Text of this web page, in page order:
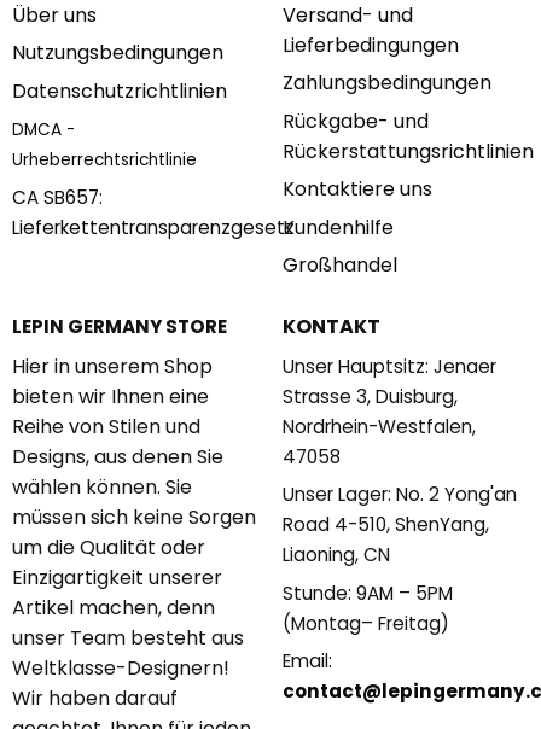
Über uns
Nutzungsbedingungen
Datenschutzrichtlinien
DMCA -
Urheberrechtsrichtlinie
CA SB657:
Lieferkettentransparenzgesetz
Versand- und
Lieferbedingungen
Zahlungsbedingungen
Rückgabe- und
Rückerstattungsrichtlinien
Kontaktiere uns
Kundenhilfe
Großhandel
LEPIN GERMANY STORE
Hier in unserem Shop
bieten wir Ihnen eine
Reihe von Stilen und
Designs, aus denen Sie
wählen können. Sie
müssen sich keine Sorgen
um die Qualität oder
Einzigartigkeit unserer
Artikel machen, denn
unser Team besteht aus
Weltklasse-Designern!
Wir haben darauf
KONTAKT
Unser Hauptsitz: Jenaer
Strasse 3, Duisburg,
Nordrhein-Westfalen,
47058
Unser Lager: No. 2 Yong'an
Road 4-510, ShenYang,
Liaoning, CN
Stunde: 9AM – 5PM
(Montag– Freitag)
Email: